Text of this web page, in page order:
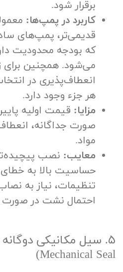
برقرار شود.
کاربرد در پمپ‌ها:
قدیمی‌تر، پمپ‌های
که بودجه محدودیت
می‌شود. همچنین برای
انعطاف‌پذیری در
هر جزء وجود دارد.
مزایا: قیمت اولیه
صورت جداگانه،
مواد.
معایب: نصب
حساسیت بالا به خطای
تنظیمات، نیاز به
احتمال نشت در
Mechanical Seal)